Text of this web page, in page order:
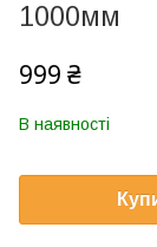
1000мм
999 ₴
В наявності